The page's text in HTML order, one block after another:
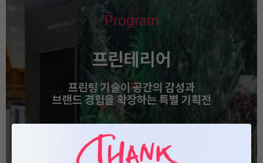
Program
프린테리어
프린팅 기술이 공간의 감성과
브랜드 경험을 확장하는 특별 기획전
맞춤형 디자인과 소재 표현이 가능한
프린테리어